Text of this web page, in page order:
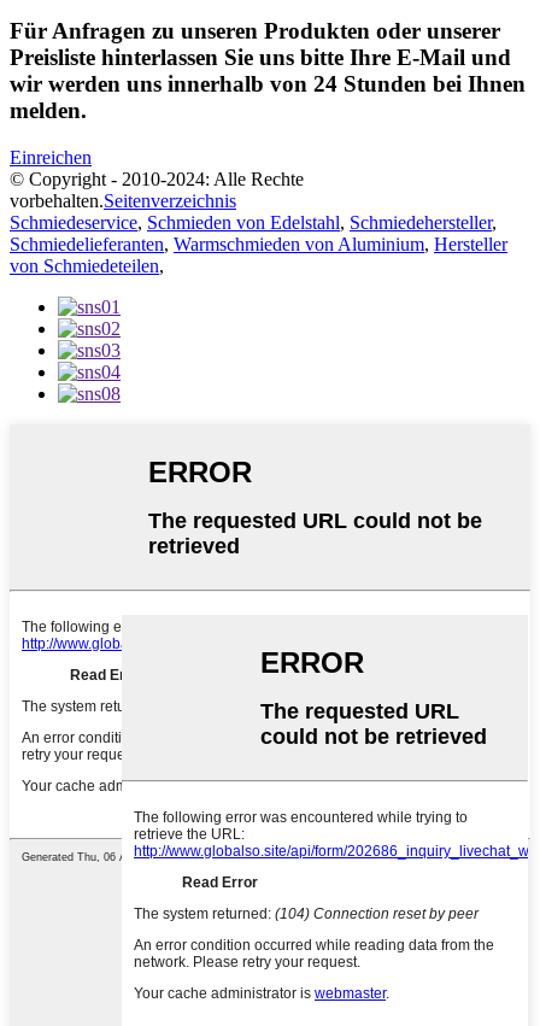
Für Anfragen zu unseren Produkten oder unserer
Preisliste hinterlassen Sie uns bitte Ihre E-Mail und
wir werden uns innerhalb von 24 Stunden bei Ihnen
melden.
Einreichen
© Copyright - 2010-2024: Alle Rechte
vorbehalten.Seitenverzeichnis
Schmiedeservice, Schmieden von Edelstahl, Schmiedehersteller,
Schmiedelieferanten, Warmschmieden von Aluminium, Hersteller
von Schmiedeteilen,